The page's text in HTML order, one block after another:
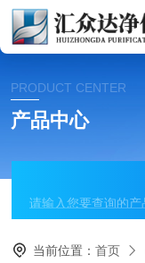
PRODUCT CENTER
产品中心
当前位置：首页